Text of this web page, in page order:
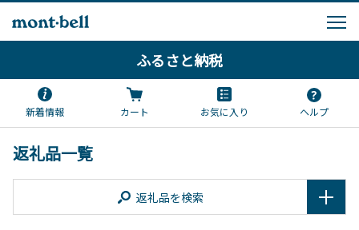
ふるさと納税
新着情報 カート お気に入り ヘルプ
返礼品一覧
返礼品を検索